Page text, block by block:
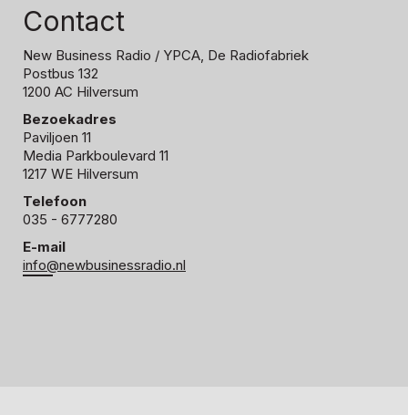
Contact
New Business Radio / YPCA, De Radiofabriek
Postbus 132
1200 AC Hilversum
Bezoekadres
Paviljoen 11
Media Parkboulevard 11
1217 WE Hilversum
Telefoon
035 - 6777280
E-mail
info@newbusinessradio.nl